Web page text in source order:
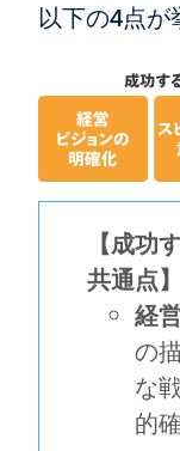
以下の4点が
【成功
共通点】
経
の
な
的